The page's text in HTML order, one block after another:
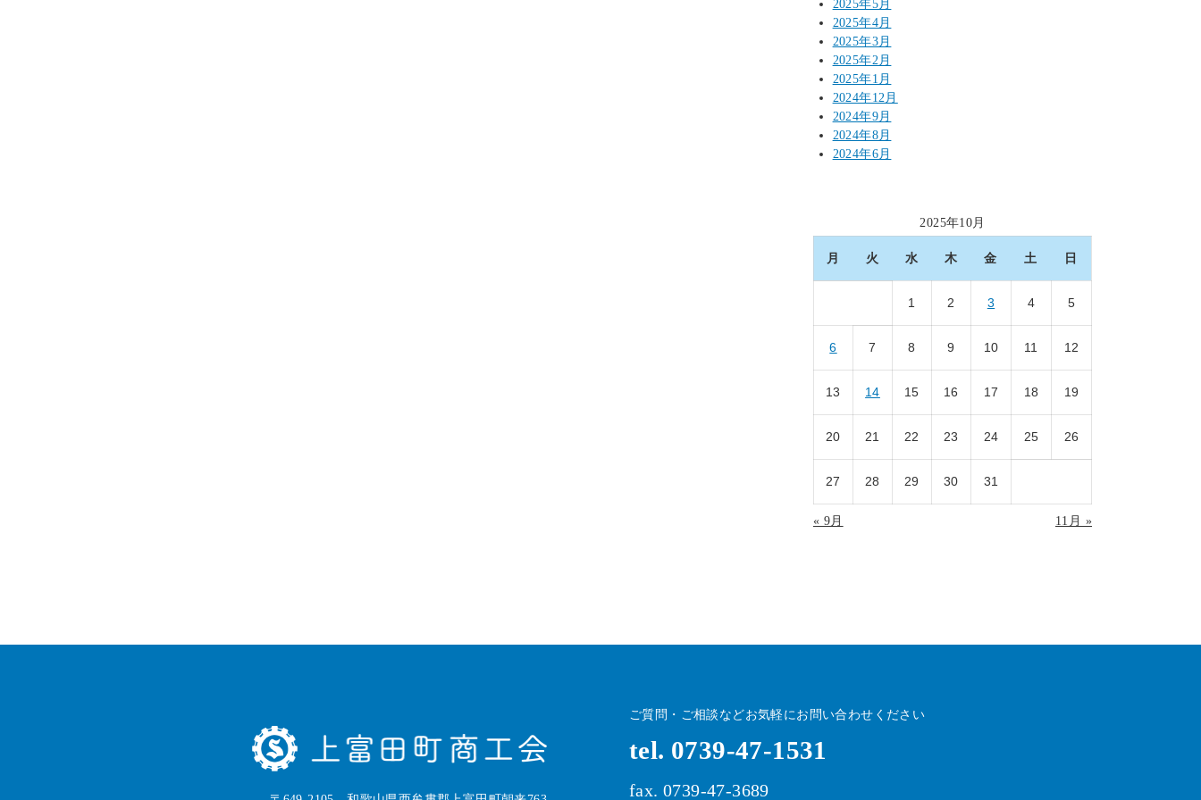
2025年5月
2025年4月
2025年3月
2025年2月
2025年1月
2024年12月
2024年9月
2024年8月
2024年6月
2025年10月
月 火 水 木 金 土 日
1 2 3 4 5
6 7 8 9 10 11 12
13 14 15 16 17 18 19
20 21 22 23 24 25 26
27 28 29 30 31
« 9月 11月 »
ご質問・ご相談などお気軽にお問い合わせください
tel. 0739-47-1531
fax. 0739-47-3689